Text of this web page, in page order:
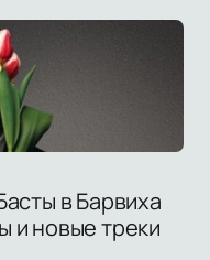
в Барвиха
и новые треки